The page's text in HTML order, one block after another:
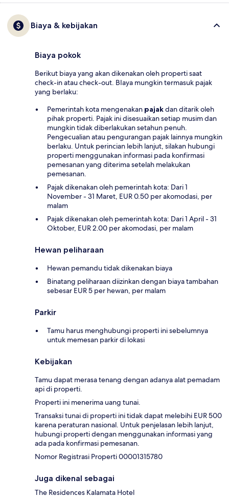
Biaya & kebijakan
Biaya pokok
Berikut biaya yang akan dikenakan oleh properti saat
check-in atau check-out. BIaya mungkin termasuk pajak
yang berlaku:
Pemerintah kota mengenakan pajakdan ditarik oleh
pihak properti. Pajak ini disesuaikan setiap musim dan
mungkin tidak diberlakukan setahun penuh.
Pengecualian atau pengurangan pajak lainnya mungkin
berlaku. Untuk perincian lebih lanjut, silakan hubungi
properti menggunakan informasi pada konfirmasi
pemesanan yang diterima setelah melakukan
pemesanan.
Pajak dikenakan oleh pemerintah kota: Dari 1
November - 31 Maret, EUR 0.50 per akomodasi, per
malam
Pajak dikenakan oleh pemerintah kota: Dari 1 April - 31
Oktober, EUR 2.00 per akomodasi, per malam
Hewan peliharaan
Hewan pemandu tidak dikenakan biaya
Binatang peliharaan diizinkan dengan biaya tambahan
sebesar EUR 5 per hewan, per malam
Parkir
Tamu harus menghubungi properti ini sebelumnya
untuk memesan parkir di lokasi
Kebijakan
Tamu dapat merasa tenang dengan adanya alat pemadam
api di properti.
Properti ini menerima uang tunai.
Transaksi tunai di properti ini tidak dapat melebihi EUR 500
karena peraturan nasional. Untuk penjelasan lebih lanjut,
hubungi properti dengan menggunakan informasi yang
ada pada konfirmasi pemesanan.
Nomor Registrasi Properti 00001315780
Juga dikenal sebagai
The Residences Kalamata Hotel